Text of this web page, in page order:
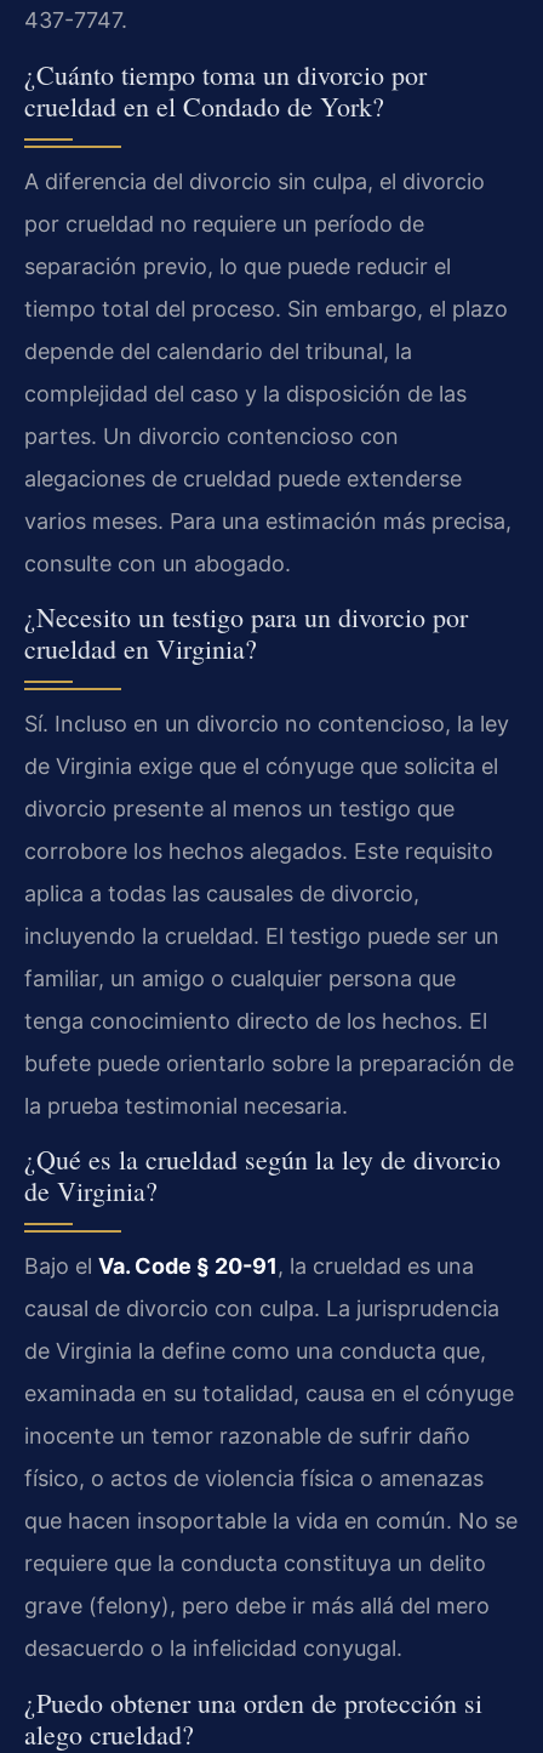
437-7747.
¿Cuánto tiempo toma un divorcio por
crueldad en el Condado de York?
A diferencia del divorcio sin culpa, el divorcio
por crueldad no requiere un período de
separación previo, lo que puede reducir el
tiempo total del proceso. Sin embargo, el plazo
depende del calendario del tribunal, la
complejidad del caso y la disposición de las
partes. Un divorcio contencioso con
alegaciones de crueldad puede extenderse
varios meses. Para una estimación más precisa,
consulte con un abogado.
¿Necesito un testigo para un divorcio por
crueldad en Virginia?
Sí. Incluso en un divorcio no contencioso, la ley
de Virginia exige que el cónyuge que solicita el
divorcio presente al menos un testigo que
corrobore los hechos alegados. Este requisito
aplica a todas las causales de divorcio,
incluyendo la crueldad. El testigo puede ser un
familiar, un amigo o cualquier persona que
tenga conocimiento directo de los hechos. El
bufete puede orientarlo sobre la preparación de
la prueba testimonial necesaria.
¿Qué es la crueldad según la ley de divorcio
de Virginia?
Bajo el Va. Code § 20-91, la crueldad es una
causal de divorcio con culpa. La jurisprudencia
de Virginia la define como una conducta que,
examinada en su totalidad, causa en el cónyuge
inocente un temor razonable de sufrir daño
físico, o actos de violencia física o amenazas
que hacen insoportable la vida en común. No se
requiere que la conducta constituya un delito
grave (felony), pero debe ir más allá del mero
desacuerdo o la infelicidad conyugal.
¿Puedo obtener una orden de protección si
alego crueldad?